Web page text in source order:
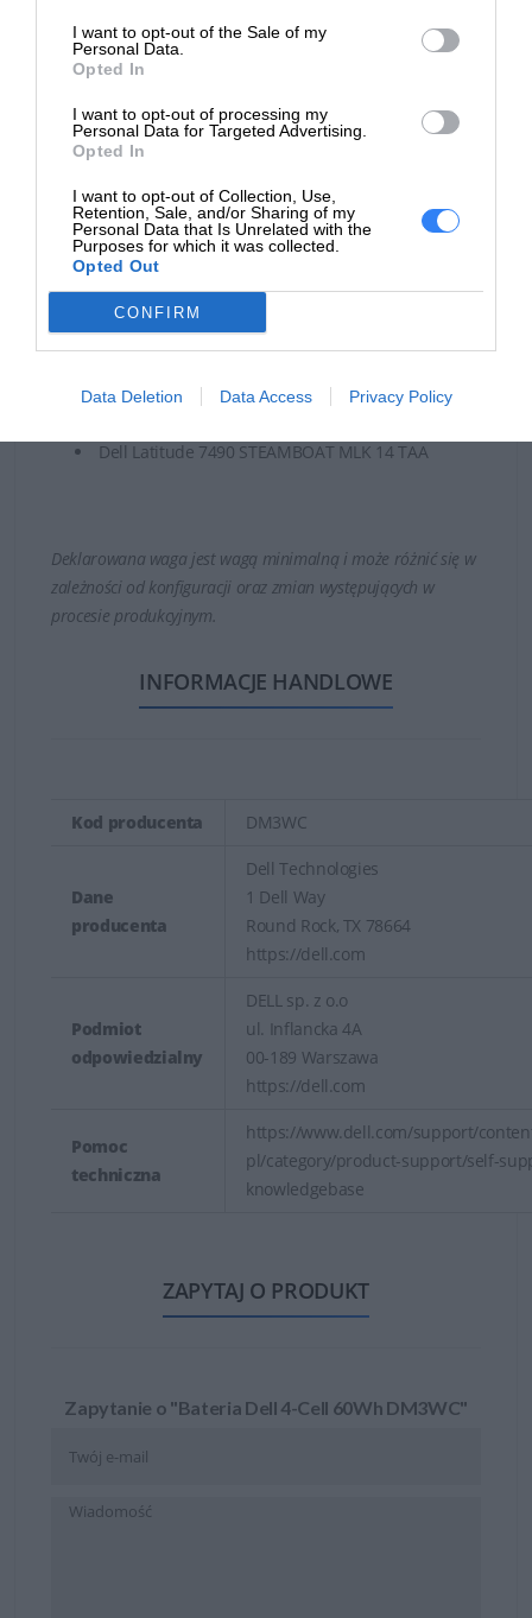
I want to opt-out of the Sale of my
Personal Data.
Opted In
I want to opt-out of processing my
Personal Data for Targeted Advertising.
Opted In
I want to opt-out of Collection, Use,
Retention, Sale, and/or Sharing of my
Personal Data that Is Unrelated with the
Purposes for which it was collected.
Opted Out
CONFIRM
Data Deletion Data Access Privacy Policy
Bateria może być kompatybilna z laptopami Dell:
Dell Latitude 7280 STEAMBOAT 12 BTX
Dell Latitude 7280 STEAMBOAT 12 CTO
Dell Latitude 7290 STEAMBOAT MLK 12 CTO
Dell Latitude 7380 STEAMBOAT 13 BTX
Dell Latitude 7380 STEAMBOAT 13 CTO
Dell Latitude 7390 STEAMBOAT MLK 13 CTO
Dell Latitude 7480 STEAMBOAT 14 BTX
Dell Latitude 7490 STEAMBOAT MLK 14 BTX
Dell Latitude 7490 STEAMBOAT MLK 14 TAA
Deklarowana waga jest wagą minimalną i może różnić się w
zależności od konfiguracji oraz zmian występujących w
procesie produkcyjnym.
INFORMACJE HANDLOWE
Kod producenta DM3WC
Dane
producenta
Dell Technologies
1 Dell Way
Round Rock, TX 78664
https://dell.com
Podmiot
odpowiedzialny
DELL sp. z o.o
ul. Inflancka 4A
00-189 Warszawa
https://dell.com
Pomoc
techniczna
https://www.dell.com/support/
pl/category/product-support/self-
knowledgebase
ZAPYTAJ O PRODUKT
Zapytanie o "Bateria Dell 4-Cell 60Wh DM3WC"